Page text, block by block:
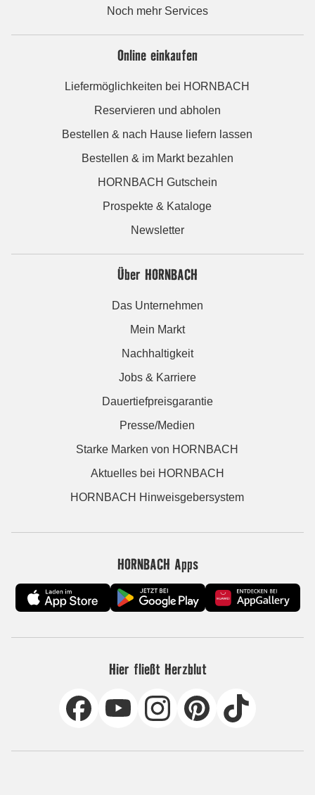
Noch mehr Services
Online einkaufen
Liefermöglichkeiten bei HORNBACH
Reservieren und abholen
Bestellen & nach Hause liefern lassen
Bestellen & im Markt bezahlen
HORNBACH Gutschein
Prospekte & Kataloge
Newsletter
Über HORNBACH
Das Unternehmen
Mein Markt
Nachhaltigkeit
Jobs & Karriere
Dauertiefpreisgarantie
Presse/Medien
Starke Marken von HORNBACH
Aktuelles bei HORNBACH
HORNBACH Hinweisgebersystem
HORNBACH Apps
Hier fließt Herzblut